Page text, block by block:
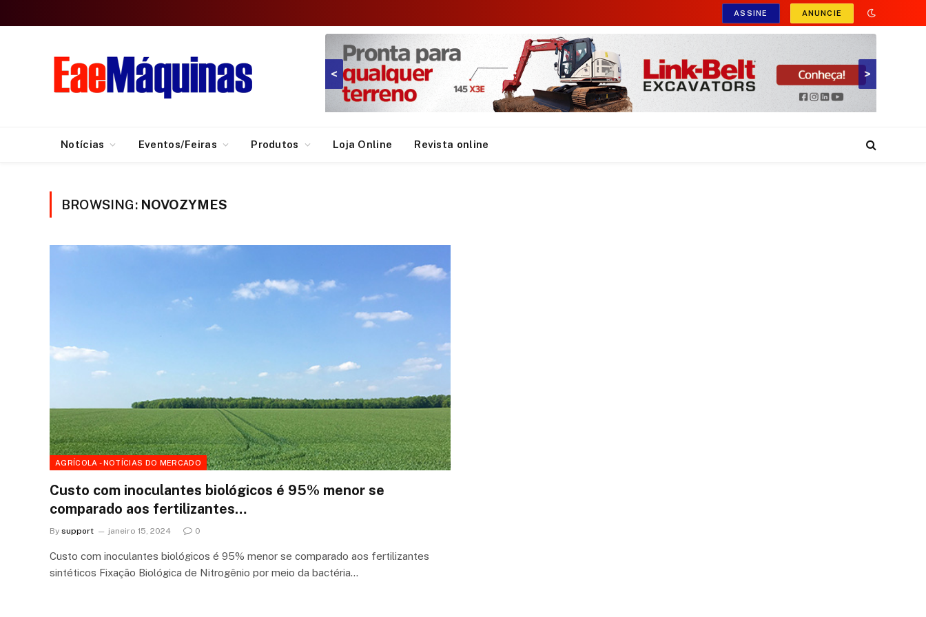
ASSINE ANUNCIE
>
<
Notícias Eventos/Feiras Produtos Loja Online Revista online
BROWSING: NOVOZYMES
AGRÍCOLA - NOTÍCIAS DO MERCADO
Custo com inoculantes biológicos é 95% menor se
comparado aos fertilizantes…
By support janeiro 15, 2024 0
Custo com inoculantes biológicos é 95% menor se comparado aos fertilizantes
sintéticos Fixação Biológica de Nitrogênio por meio da bactéria…